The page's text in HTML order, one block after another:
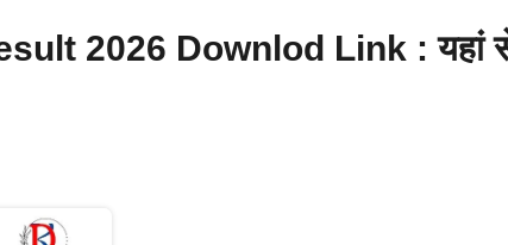
2026 Downlod Link : यहां